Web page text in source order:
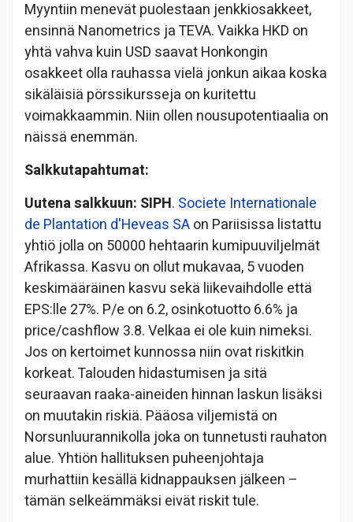
Myyntiin menevät puolestaan jenkkiosakkeet,
ensinnä Nanometrics ja TEVA. Vaikka HKD on
yhtä vahva kuin USD saavat Honkongin
osakkeet olla rauhassa vielä jonkun aikaa koska
sikäläisiä pörssikursseja on kuritettu
voimakkaammin. Niin ollen nousupotentiaalia on
näissä enemmän.
Salkkutapahtumat:
Uutena salkkuun: SIPH. Societe Internationale
de Plantation d'Heveas SAon Pariisissa listattu
yhtiö jolla on 50000 hehtaarin kumipuuviljelmät
Afrikassa. Kasvu on ollut mukavaa, 5 vuoden
keskimääräinen kasvu sekä liikevaihdolle että
EPS:lle 27%. P/e on 6.2, osinkotuotto 6.6% ja
price/cashflow 3.8. Velkaa ei ole kuin nimeksi.
Jos on kertoimet kunnossa niin ovat riskitkin
korkeat. Talouden hidastumisen ja sitä
seuraavan raaka-aineiden hinnan laskun lisäksi
on muutakin riskiä. Pääosa viljemistä on
Norsunluurannikolla joka on tunnetusti rauhaton
alue. Yhtiön hallituksen puheenjohtaja
murhattiin kesällä kidnappauksen jälkeen –
tämän selkeämmäksi eivät riskit tule.